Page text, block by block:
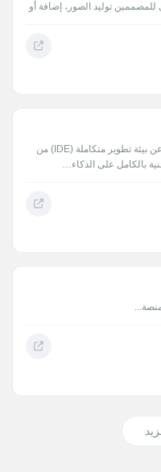
للمصممين توليد الصور، إضافة أو
موقع Google Antigravity هو عبارة عن بيئة تطوير متكاملة (IDE) من
بالكامل على الذكاء…